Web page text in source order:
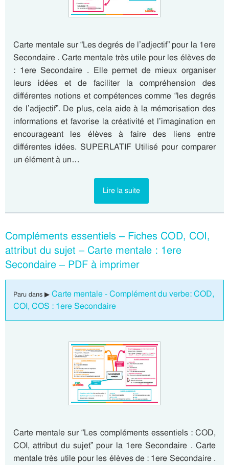
Carte mentale sur “Les degrés de l’adjectif” pour la 1ere
Secondaire . Carte mentale très utile pour les élèves de
: 1ere Secondaire . Elle permet de mieux organiser
leurs idées et de faciliter la compréhension des
différentes notions et compétences comme “les degrés
de l’adjectif”. De plus, cela aide à la mémorisation des
informations et favorise la créativité et l’imagination en
encourageant les élèves à faire des liens entre
différentes idées. SUPERLATIF Utilisé pour comparer
un élément à un…
Lire la suite
Compléments essentiels – Fiches COD, COI,
attribut du sujet – Carte mentale : 1ere
Secondaire – PDF à imprimer
Paru dans ▶ Carte mentale - Complément du verbe: COD,
COI, COS : 1ere Secondaire
Carte mentale sur “Les compléments essentiels : COD,
COI, attribut du sujet” pour la 1ere Secondaire . Carte
mentale très utile pour les élèves de : 1ere Secondaire .